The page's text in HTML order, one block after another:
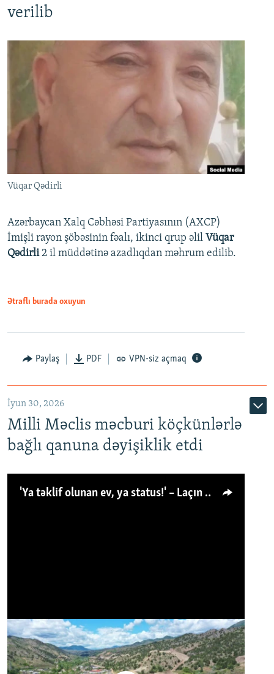
verilib
Vüqar Qədirli
Azərbaycan Xalq Cəbhəsi Partiyasının (AXCP)
İmişli rayon şöbəsinin fəalı, ikinci qrup əlil Vüqar
Qədirli2 il müddətinə azadlıqdan məhrum edilib.
Ətraflı burada oxuyun
Paylaş PDF VPN-siz açmaq
İyun 30, 2026
Milli Məclis məcburi köçkünlərlə
bağlı qanuna dəyişiklik etdi
'Ya təklif olunan ev, ya status!' – Laçın köçkünü: 'Laçından başqa heç hara!'